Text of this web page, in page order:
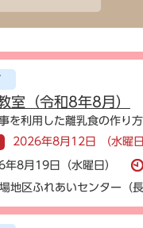
室（令和8年8月）
を利用した離乳食の作り方
2026年8月12日 （水曜日
年8月19日（水曜日）
地区ふれあいセンター（